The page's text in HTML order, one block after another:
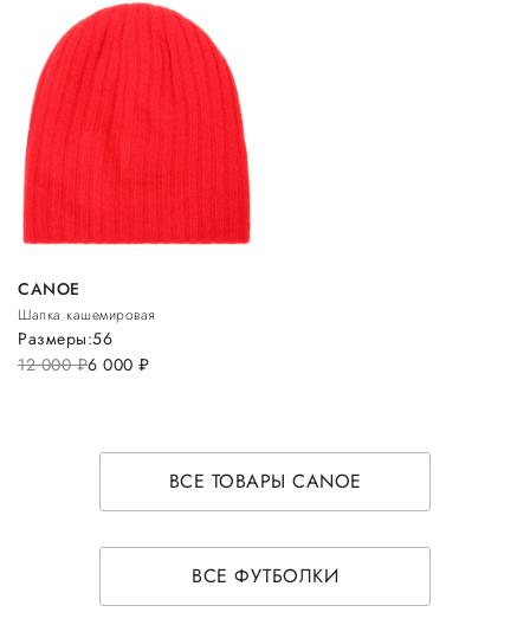
CANOE
Шапка кашемировая
12 000руб.6 000 руб.
Размеры:56
ВСЕ ТОВАРЫ CANOE
ВСЕ ФУТБОЛКИ